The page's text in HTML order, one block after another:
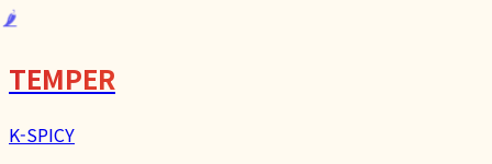
🌶️
TEMPER
K-SPICY